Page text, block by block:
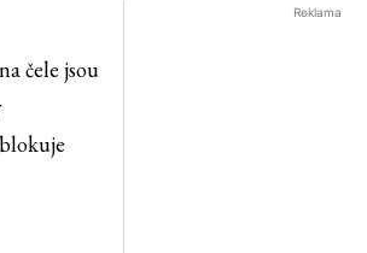
čele jsou
Reklama